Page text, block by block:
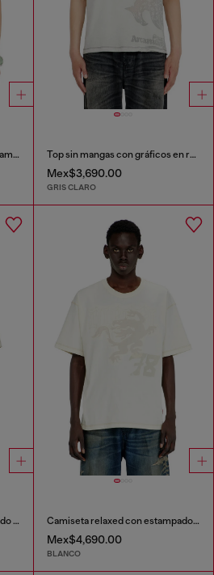
Polo de jacquard mesh con estampado Phoenix Top sin mangas con gráficos en relieve
Mex$3,690.00
GRIS CLARO
Camiseta regular con estampado de fénix Camiseta relaxed con estampados y bordados
Mex$4,690.00
BLANCO